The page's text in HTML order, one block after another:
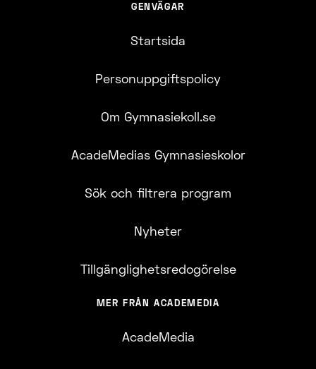
GENVÄGAR
Startsida
Personuppgiftspolicy
Om Gymnasiekoll.se
AcadeMedias Gymnasieskolor
Sök och filtrera program
Nyheter
Tillgänglighetsredogörelse
MER FRÅN ACADEMEDIA
AcadeMedia